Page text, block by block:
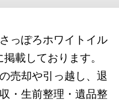
っぽろホワイトイル
載しております。
売却や引っ越し、退
・生前整理・遺品整